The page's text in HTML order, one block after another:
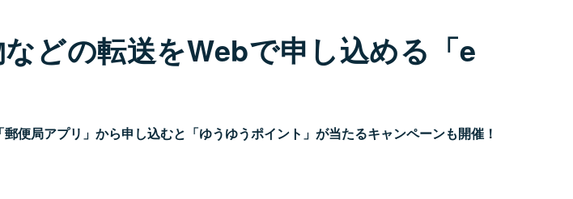
どの転送をWebで申し込める「e
便局アプリ」から申し込むと「ゆうゆうポイント」が当たるキャンペーンも開催！